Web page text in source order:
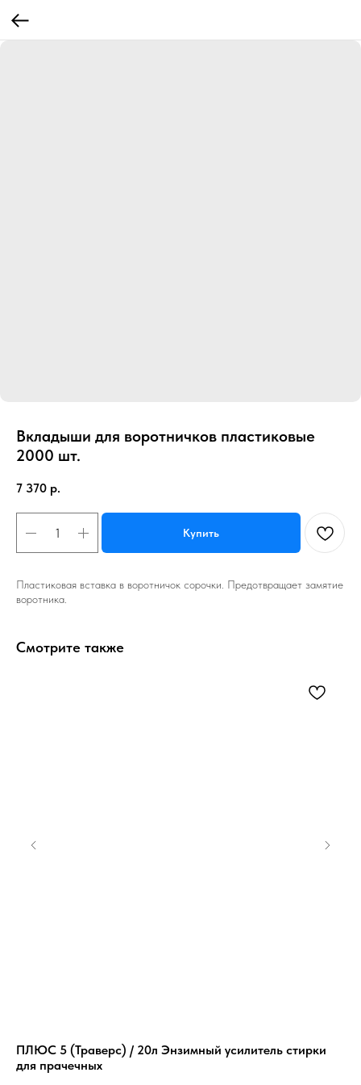
Вкладыши для воротничков пластиковые
2000 шт.
7 370 р.
Купить
Пластиковая вставка в воротничок сорочки. Предотвращает замятие
воротника.
Смотрите также
ПЛЮС 5 (Траверс) / 20л Энзимный усилитель стирки
для прачечных